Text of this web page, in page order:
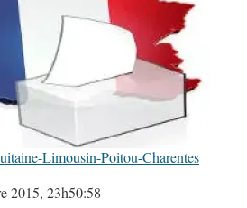
Limousin-Poitou-Charentes
2015, 23h50:58